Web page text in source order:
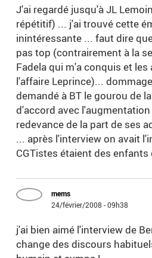
J'ai regardé jusqu'à JL
répétitif) ... j'ai trouvé cette
inintéressante ... faut dire
pas top (contrairement à la
Fadela qui m'a conquis et
l'affaire Leprince)...
demandé à BT le gourou de
d'accord avec l'augmentation
redevance de la part de ses
... après l'interview on avait
CGTistes étaient des enfants
mems
24/février/2008 - 09h38
j'ai bien aimé l'interview de
change des discours